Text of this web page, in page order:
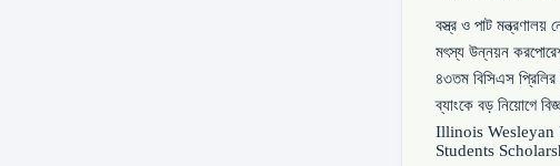
বস্ত্র ও পাট মন্ত্রণালয়
মৎস্য উন্নয়ন
৪৩তম বিসিএস প্রিলির
ব্যাংকে বড় নিয়োগে
Illinois
Students